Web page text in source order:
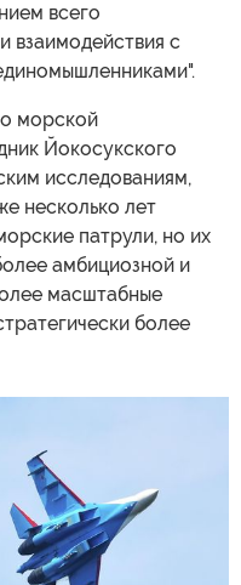
всего
взаимодействия с
морской
Йокосукского
исследованиям,
несколько лет
патрули, но их
амбициозной и
масштабные
более